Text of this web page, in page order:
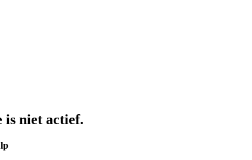
is niet actief.